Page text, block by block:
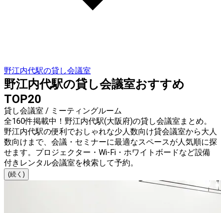
野江内代駅の貸し会議室
野江内代駅の貸し会議室おすすめ
TOP20
貸し会議室 / ミーティングルーム
全160件掲載中！野江内代駅(大阪府)の貸し会議室まとめ。
野江内代駅の便利でおしゃれな少人数向け貸会議室から大人
数向けまで、会議・セミナーに最適なスペースが人気順に探
せます。プロジェクター・Wi-Fi・ホワイトボードなど設備
付きレンタル会議室を検索して予約。
(続く)